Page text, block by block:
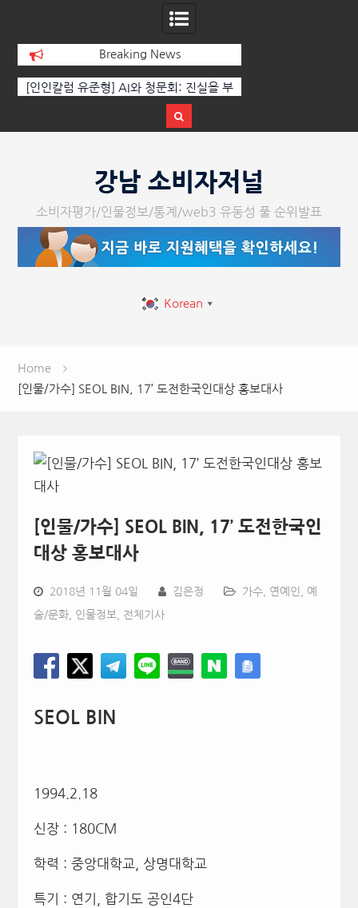
Breaking News
[인인칼럼 유준형] AI와 청문회: 진실을 부
다.
페스티벌’ 성
강남 소비자저널
소비자평가/인물정보/통계/web3 유동성 풀 순위발표
Korean ▼
Home
[인물/가수] SEOL BIN, 17’ 도전한국인대상 홍보대사
[인물/가수] SEOL BIN, 17’ 도전한국인
대상 홍보대사
2018년 11월 04일 김은정 가수, 연예인 예
술/문화, 인물정보, 전체기사
SEOL BIN
1994.2.18
신장 : 180CM
학력 : 중앙대학교, 상명대학교
특기 : 연기, 합기도 공인4단